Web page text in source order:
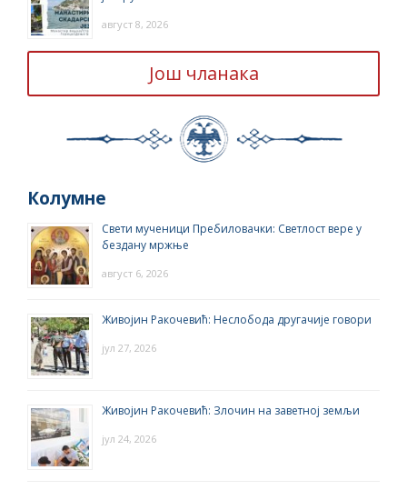
август 8, 2026
Још чланака
Колумне
Свети мученици Пребиловачки: Светлост вере у
бездану мржње
август 6, 2026
Живојин Ракочевић: Неслобода другачије говори
јул 27, 2026
Живојин Ракочевић: Злочин на заветној земљи
јул 24, 2026